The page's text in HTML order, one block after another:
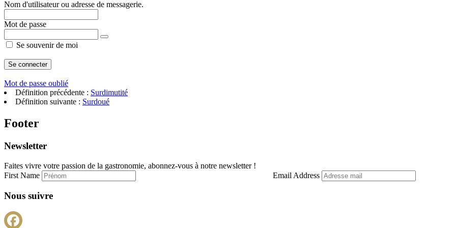
Nom d'utilisateur ou adresse de messagerie.
Mot de passe
Se souvenir de moi
Mot de passe oublié
Définition précédente : Surdimutité
Définition suivante : Surdoué
Footer
Newsletter
Faites vivre votre passion de la gastronomie, abonnez-vous à notre newsletter !
First Name
Email Address
Nous suivre